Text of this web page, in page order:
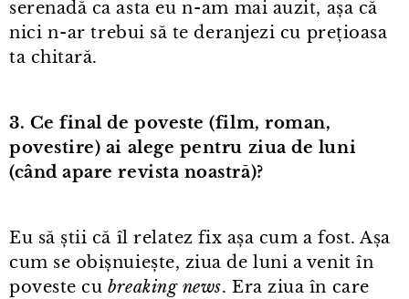
serenadă ca asta eu n⁠-⁠am mai auzit, așa că
nici n⁠-⁠ar trebui să te deranjezi cu prețioasa
ta chitară.
3. Ce final de poveste (film, roman,
povestire) ai alege pentru ziua de luni
(când apare revista noastră)?
Eu să știi că îl relatez fix așa cum a fost. Așa
cum se obișnuiește, ziua de luni a venit în
poveste cu breaking news. Era ziua în care